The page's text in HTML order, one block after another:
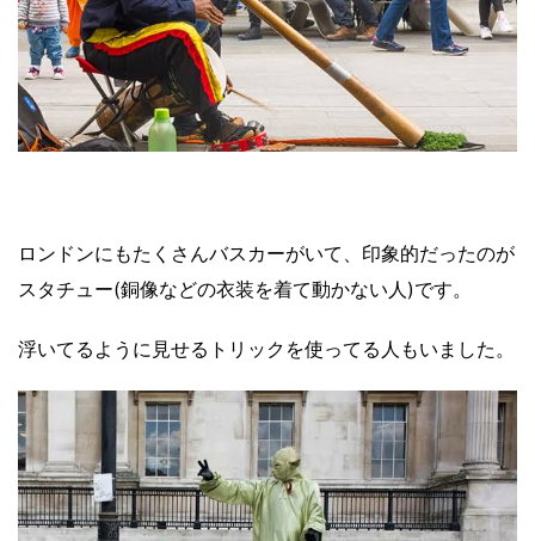
ロンドンにもたくさんバスカーがいて、印象的だったのが
スタチュー(銅像などの衣装を着て動かない人)です。
浮いてるように見せるトリックを使ってる人もいました。